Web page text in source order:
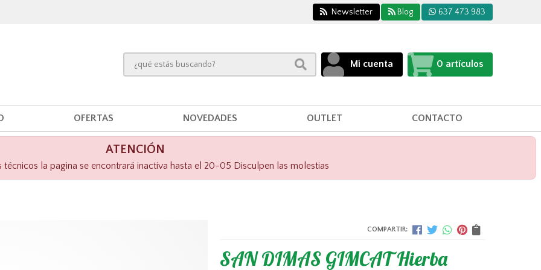
Newsletter Blog 637 473 983
Mi cuenta 0 artículos
OFERTAS NOVEDADES OUTLET CONTACTO
ATENCIÓN
técnicos la pagina se encontrará inactiva hasta el 20-05 Disculpen las molestias
COMPARTIR:
SAN DIMAS GIMCAT Hierba